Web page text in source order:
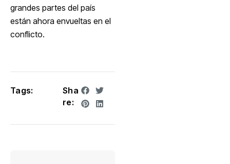
grandes partes del país
están ahora envueltas en el
conflicto.
Tags:
Sha
re: